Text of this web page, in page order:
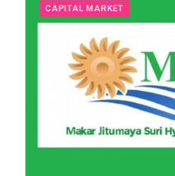
CAPITAL MARKET